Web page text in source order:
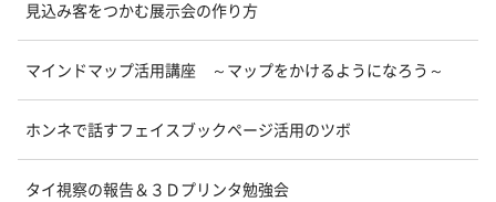
見込み客をつかむ展示会の作り方
マインドマップ活用講座 ～マップをかけるようになろう～
ホンネで話すフェイスブックページ活用のツボ
タイ視察の報告＆３Ｄプリンタ勉強会